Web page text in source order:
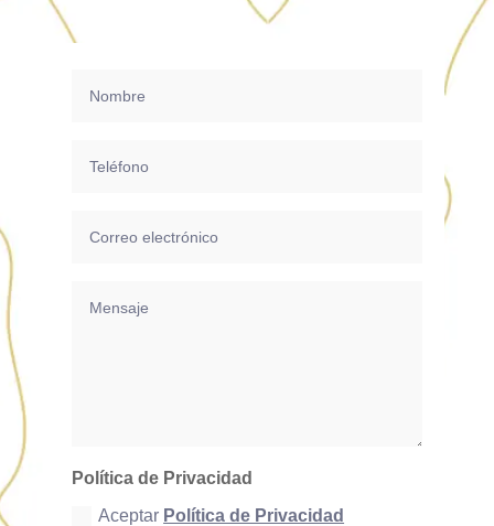
Política de Privacidad
Aceptar Política de Privacidad